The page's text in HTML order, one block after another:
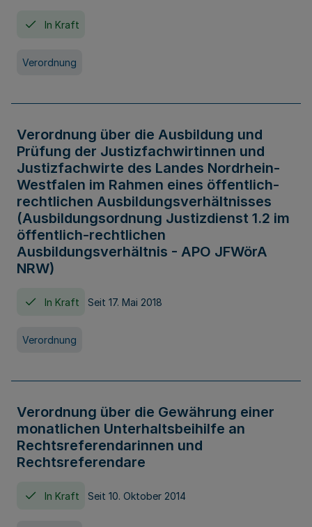
In Kraft
Verordnung
Verordnung über die Ausbildung und
Prüfung der Justizfachwirtinnen und
Justizfachwirte des Landes Nordrhein-
Westfalen im Rahmen eines öffentlich-
rechtlichen Ausbildungsverhältnisses
(Ausbildungsordnung Justizdienst 1.2 im
öffentlich-rechtlichen
Ausbildungsverhältnis - APO JFWörA
NRW)
In Kraft Seit 17. Mai 2018
Verordnung
Verordnung über die Gewährung einer
monatlichen Unterhaltsbeihilfe an
Rechtsreferendarinnen und
Rechtsreferendare
In Kraft Seit 10. Oktober 2014